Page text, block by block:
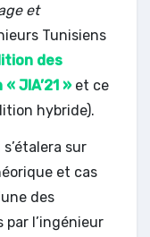
et
Tunisiens
des
JIA’21 »et ce
hybride).
sur
et cas
des
l’ingénieur